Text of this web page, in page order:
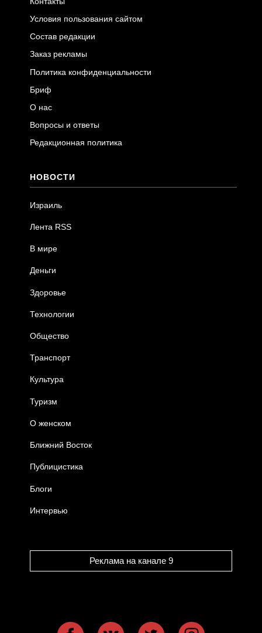
Условия пользования сайтом
Состав редакции
Заказ рекламы
Политика конфиденциальности
Бриф
О нас
Вопросы и ответы
Редакционная политика
НОВОСТИ
Израиль
Лента RSS
В мире
Деньги
Здоровье
Технологии
Общество
Транспорт
Культура
Туризм
О женском
Ближний Восток
Публицистика
Блоги
Интервью
Реклама на канале 9